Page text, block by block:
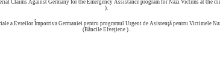
Claims Against Germany for the Emergency Assistance program for Nazi Victims at
).
a Evreilor Împotriva Germaniei pentru programul Urgent de Asistenţă pentru
(Băncile Elveţiene ).